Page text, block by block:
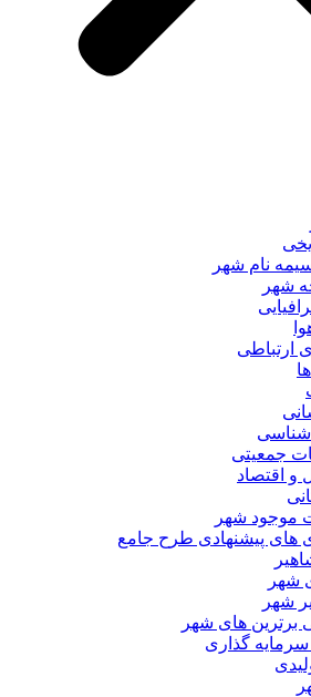
نام شهر
شهر
ارتباطی
جمعیتی
و اقتصاد
موجود شهر
های پیشنهادی طرح جامع
شهر
شهر
برترین های شهر
گذاری